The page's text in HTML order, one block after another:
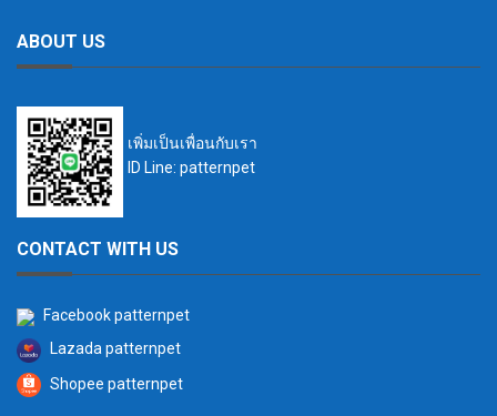
ABOUT US
เพิ่มเป็นเพื่อนกับเรา
ID Line: patternpet
CONTACT WITH US
Facebook patternpet
Lazada patternpet
Shopee patternpet